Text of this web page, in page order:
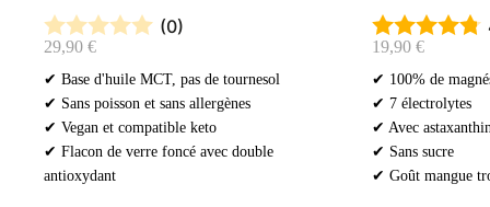
(0)
29,90 €
✔ Base d'huile MCT, pas de tournesol
✔ Sans poisson et sans allergènes
✔ Vegan et compatible keto
✔ Flacon de verre foncé avec double
antioxydant
19,90 €
✔ 100% de
✔ 7 électrolytes
✔ Avec
✔ Sans sucre
✔ Goût mangue